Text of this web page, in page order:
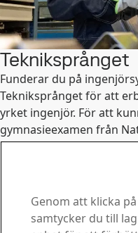
Tekniksprånget
Funderar du på
Tekniksprånget för att
yrket ingenjör. För att
gymnasieexamen från
Ekonomiprogrammet.
Mer information om
Kontakta
Genom att klicka
samtycker du till